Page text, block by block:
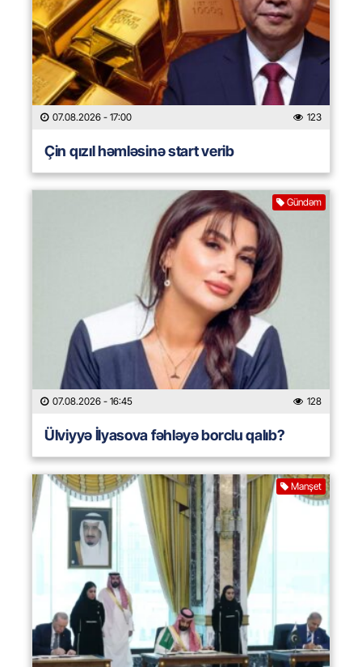
07.08.2026 - 17:00 123
Çin qızıl həmləsinə start verib
Gündəm
07.08.2026 - 16:45 128
Ülviyyə İlyasova fəhləyə borclu qalıb?
Manşet